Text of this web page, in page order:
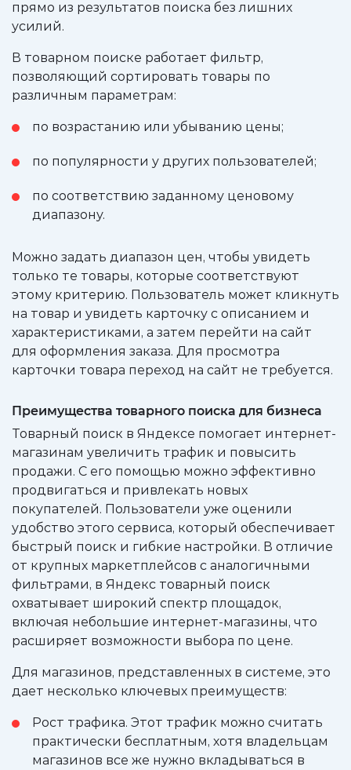
прямо из результатов поиска без лишних
усилий.
В товарном поиске работает фильтр,
позволяющий сортировать товары по
различным параметрам:
по возрастанию или убыванию цены;
по популярности у других пользователей;
по соответствию заданному ценовому
диапазону.
Можно задать диапазон цен, чтобы увидеть
только те товары, которые соответствуют
этому критерию. Пользователь может кликнуть
на товар и увидеть карточку с описанием и
характеристиками, а затем перейти на сайт
для оформления заказа. Для просмотра
карточки товара переход на сайт не требуется.
Преимущества товарного поиска для бизнеса
Товарный поиск в Яндексе помогает интернет-
магазинам увеличить трафик и повысить
продажи. С его помощью можно эффективно
продвигаться и привлекать новых
покупателей. Пользователи уже оценили
удобство этого сервиса, который обеспечивает
быстрый поиск и гибкие настройки. В отличие
от крупных маркетплейсов с аналогичными
фильтрами, в Яндекс товарный поиск
охватывает широкий спектр площадок,
включая небольшие интернет-магазины, что
расширяет возможности выбора по цене.
Для магазинов, представленных в системе, это
дает несколько ключевых преимуществ:
Рост трафика. Этот трафик можно считать
практически бесплатным, хотя владельцам
магазинов все же нужно вкладываться в